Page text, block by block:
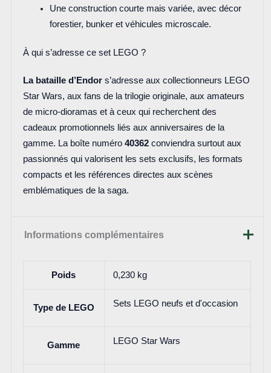
Une construction courte mais variée, avec décor
forestier, bunker et véhicules microscale.
À qui s’adresse ce set LEGO ?
La bataille d’Endors’adresse aux collectionneurs LEGO
Star Wars, aux fans de la trilogie originale, aux amateurs
de micro-dioramas et à ceux qui recherchent des
cadeaux promotionnels liés aux anniversaires de la
gamme. La boîte numéro 40362conviendra surtout aux
passionnés qui valorisent les sets exclusifs, les formats
compacts et les références directes aux scènes
emblématiques de la saga.
Informations complémentaires
Poids 0,230 kg
Type de LEGO Sets LEGO neufs et d'occasion
Gamme LEGO Star Wars